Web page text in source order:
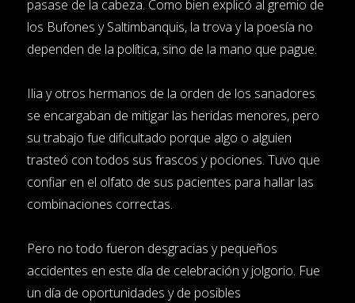
pasase de la cabeza. Como bien explicó al gremio de
los Bufones y Saltimbanquis, la trova y la poesía no
dependen de la política, sino de la mano que pague.
Ilia y otros hermanos de la orden de los sanadores
se encargaban de mitigar las heridas menores, pero
su trabajo fue dificultado porque algo o alguien
trasteó con todos sus frascos y pociones. Tuvo que
confiar en el olfato de sus pacientes para hallar las
combinaciones correctas.
Pero no todo fueron desgracias y pequeños
accidentes en este día de celebración y jolgorio. Fue
un día de oportunidades y de posibles